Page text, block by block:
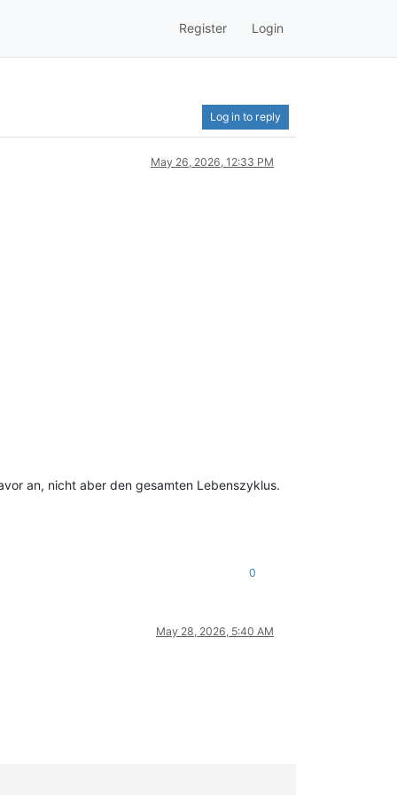
Register Login
Log in to reply
May 26, 2026, 12:33 PM
an, nicht aber den gesamten Lebenszyklus.
0
May 28, 2026, 5:40 AM